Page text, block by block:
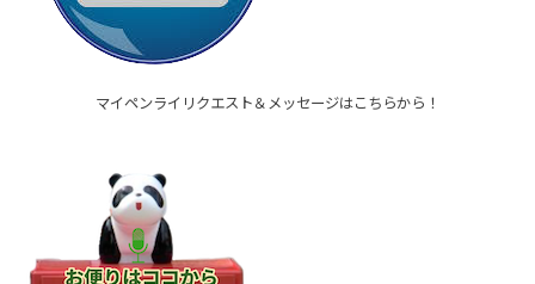
マイペンライリクエスト＆メッセージはこちらから！